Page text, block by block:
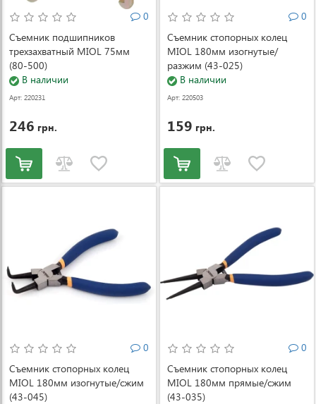
0
Съемник подшипников
трехзахватный MIOL 75мм
(80-500)
В наличии
Арт: 220231
246 грн.
0
Съемник стопорных колец
MIOL 180мм изогнутые/
разжим (43-025)
В наличии
Арт: 220503
159 грн.
0
Съемник стопорных колец
MIOL 180мм изогнутые/сжим
(43-045)
0
Съемник стопорных колец
MIOL 180мм прямые/сжим
(43-035)